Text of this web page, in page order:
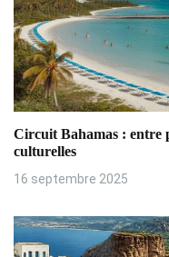
’
a
r
t
i
c
l
Circuit Bahamas : entre
culturelles
16 septembre 2025